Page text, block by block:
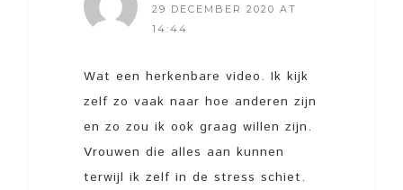
29 DECEMBER 2020 AT
14:44
Wat een herkenbare video. Ik kijk
zelf zo vaak naar hoe anderen zijn
en zo zou ik ook graag willen zijn.
Vrouwen die alles aan kunnen
terwijl ik zelf in de stress schiet.